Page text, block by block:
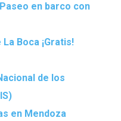
en barco con
Boca ¡Gratis!
de los
en Mendoza